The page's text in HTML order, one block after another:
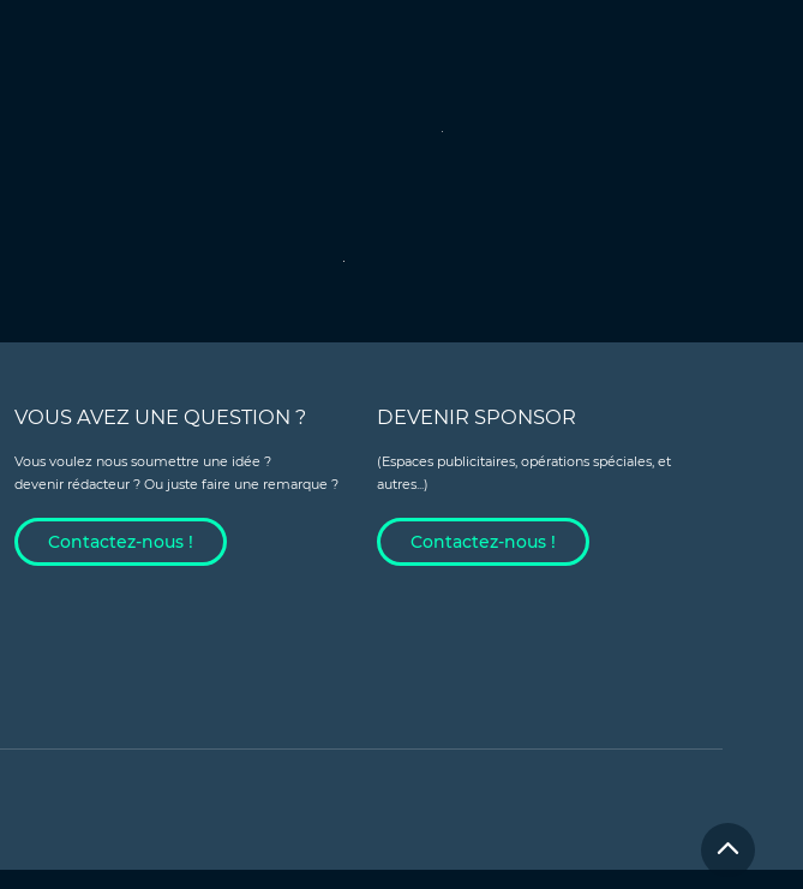
VOUS AVEZ UNE QUESTION ?
Vous voulez nous soumettre une idée ?
devenir rédacteur ? Ou juste faire une remarque ?
Contactez-nous !
DEVENIR SPONSOR
(Espaces publicitaires, opérations spéciales, et
autres...)
Contactez-nous !